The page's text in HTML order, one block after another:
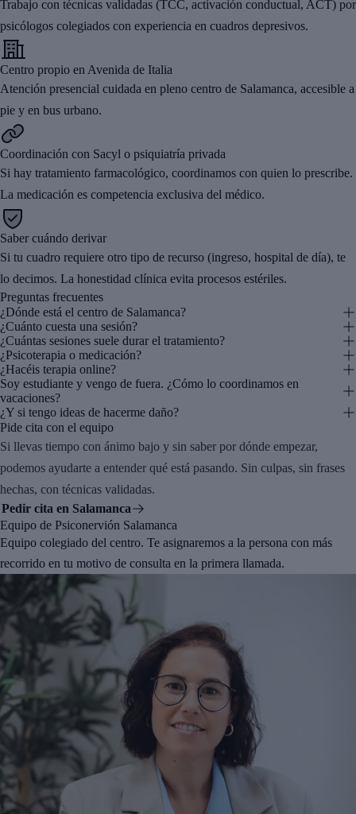
Trabajo con técnicas validadas (TCC, activación conductual, ACT) por
psicólogos colegiados con experiencia en cuadros depresivos.
Centro propio en Avenida de Italia
Atención presencial cuidada en pleno centro de Salamanca, accesible a
pie y en bus urbano.
Coordinación con Sacyl o psiquiatría privada
Si hay tratamiento farmacológico, coordinamos con quien lo prescribe.
La medicación es competencia exclusiva del médico.
Saber cuándo derivar
Si tu cuadro requiere otro tipo de recurso (ingreso, hospital de día), te
lo decimos. La honestidad clínica evita procesos estériles.
Preguntas frecuentes
¿Dónde está el centro de Salamanca?
¿Cuánto cuesta una sesión?
¿Cuántas sesiones suele durar el tratamiento?
¿Psicoterapia o medicación?
¿Hacéis terapia online?
Soy estudiante y vengo de fuera. ¿Cómo lo coordinamos en
vacaciones?
¿Y si tengo ideas de hacerme daño?
Pide cita con el equipo
Si llevas tiempo con ánimo bajo y sin saber por dónde empezar,
podemos ayudarte a entender qué está pasando. Sin culpas, sin frases
hechas, con técnicas validadas.
Pedir cita en Salamanca
Equipo de Psiconervión Salamanca
Equipo colegiado del centro. Te asignaremos a la persona con más
recorrido en tu motivo de consulta en la primera llamada.